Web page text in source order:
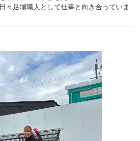
々足場職人として仕事と向き合っていま